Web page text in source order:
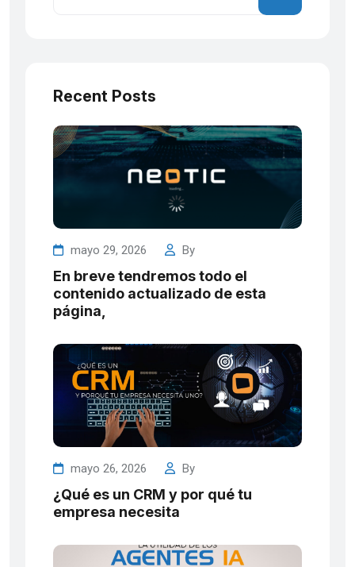
Recent Posts
mayo 29, 2026 By
En breve tendremos todo el
contenido actualizado de esta
página,
mayo 26, 2026 By
¿Qué es un CRM y por qué tu
empresa necesita